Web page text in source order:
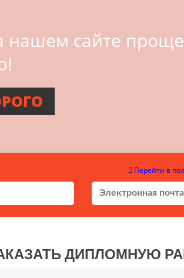
нашем сайте проще
Перейти в
ДИПЛОМНУЮ